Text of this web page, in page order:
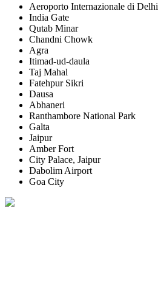
Aeroporto Internazionale di Delhi
India Gate
Qutab Minar
Chandni Chowk
Agra
Itimad-ud-daula
Taj Mahal
Fatehpur Sikri
Dausa
Abhaneri
Ranthambore National Park
Galta
Jaipur
Amber Fort
City Palace, Jaipur
Dabolim Airport
Goa City